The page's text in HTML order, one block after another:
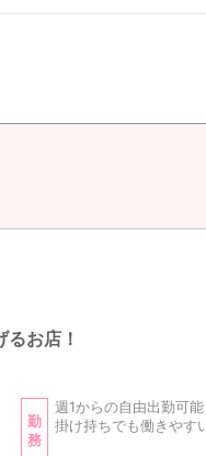
お店！
勤
務
週1からの自由出勤可能
掛け持ちでも働きやす